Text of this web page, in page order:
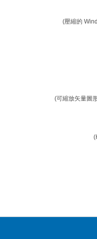
(壓縮的
(可縮放矢量圖